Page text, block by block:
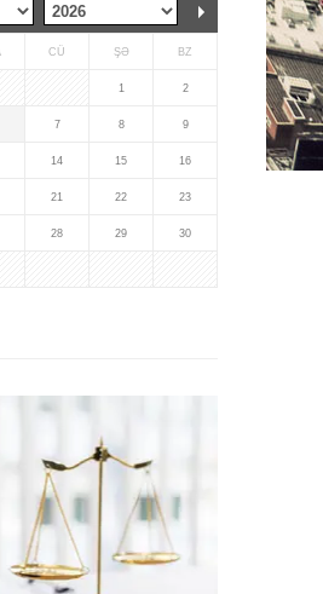
CÜ ŞƏ BZ
1 2
7 8 9
14 15 16
21 22 23
28 29 30